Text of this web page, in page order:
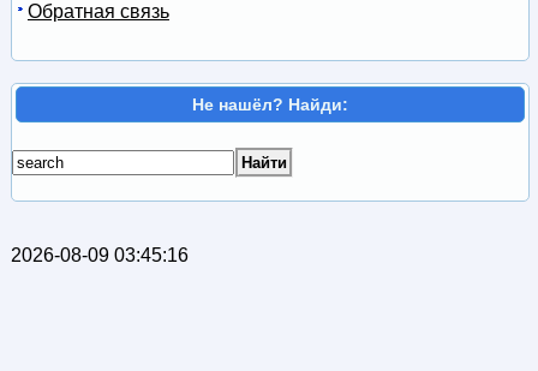
Обратная связь
Не нашёл? Найди:
2026-08-09 03:45:16